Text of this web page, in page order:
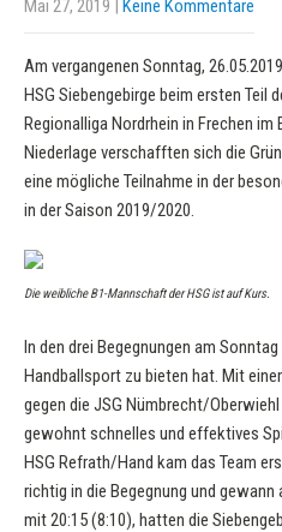
Mai 27, 2019 Keine Kommentare
Am vergangenen Sonntag,
HSG Siebengebirge beim ersten Teil
Regionalliga Nordrhein in Frechen
Niederlage verschafften sich die
eine mögliche Teilnahme in der
in der Saison 2019/2020.
Die weibliche B1-Mannschaft der HSG ist auf Kurs.
In den drei Begegnungen am
Handballsport zu bieten hat. Mit
gegen die JSG Nümbrecht/
gewohnt schnelles und effektives
HSG Refrath/Hand kam das Team
richtig in die Begegnung und
mit 20:15 (8:10), hatten die